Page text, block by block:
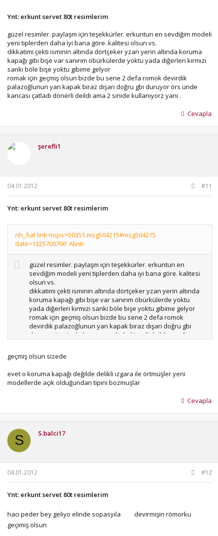
Ynt: erkunt servet 80t resimlerim
güzel resimler. paylaşm için teşekkürler. erkuntun en sevdiğim modeli
yeni tiplerden daha iyi bana göre. kalitesi olsun vs.
dikkatimi çekti isminin altında dörtçeker yzan yerin altında koruma
kapağı gibi bişe var sanırım öbürkülerde yoktu yada diğerleri kırmızı
sanki böle bişe yoktu gibime gelyor
romak için geçmiş olsun bizde bu sene 2 defa romok devirdik
palazoğlunun yan kapak biraz dışarı doğru gbi duruyor örs ünde
kancası çatladı dönerli deildi ama 2 sinide kullanıyorz yani .
Cevapla
şerefli1
04.01.2012 #11
Ynt: erkunt servet 80t resimlerim
nh_fıat link=topic=50351.msg504215#msg504215
date=1325700706' Alıntı:
güzel resimler. paylaşm için teşekkürler. erkuntun en
sevdiğim modeli yeni tiplerden daha iyi bana göre. kalitesi
olsun vs.
dikkatimi çekti isminin altında dörtçeker yzan yerin altında
koruma kapağı gibi bişe var sanırım öbürkülerde yoktu
yada diğerleri kırmızı sanki böle bişe yoktu gibime gelyor
romak için geçmiş olsun bizde bu sene 2 defa romok
devirdik palazoğlunun yan kapak biraz dışarı doğru gbi
duruyor örs ünde kancası çatladı dönerli deildi ama 2
geçmiş olsun sizede
evet o koruma kapağı değilde delikli ızgara ile örtmüşler yeni
modellerde açık olduğundan tipini bozmuşlar
Cevapla
S S.balci17
04.01.2012 #12
Ynt: erkunt servet 80t resimlerim
hacı peder bey geliyo elinde sopasyıla
devirmişin römorku
geçimiş olsun